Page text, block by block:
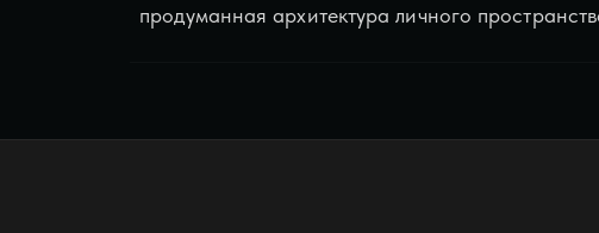
продуманная архитектура личного